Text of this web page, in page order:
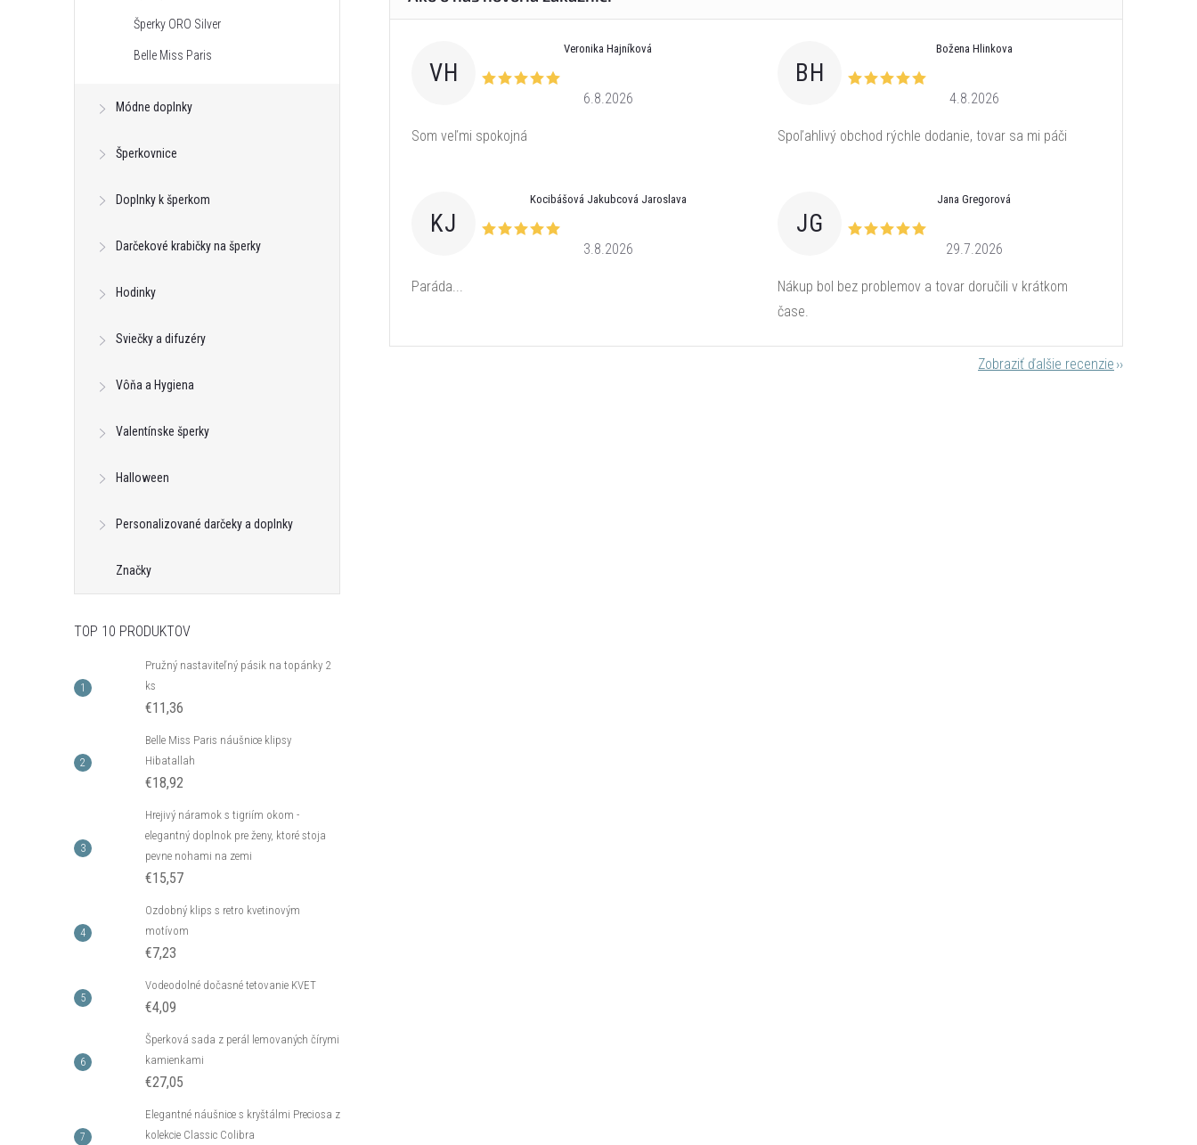
Šperky ORO Silver
Belle Miss Paris
Módne doplnky
Šperkovnice
Doplnky k šperkom
Darčekové krabičky na šperky
Hodinky
Sviečky a difuzéry
Vôňa a Hygiena
Valentínske šperky
Halloween
Personalizované darčeky a doplnky
Značky
TOP 10 PRODUKTOV
Pružný nastaviteľný pásik na topánky 2
ks
€11,36
Belle Miss Paris náušnice klipsy
Hibatallah
€18,92
Hrejivý náramok s tigriím okom -
elegantný doplnok pre ženy, ktoré stoja
pevne nohami na zemi
€15,57
Ozdobný klips s retro kvetinovým
motívom
€7,23
Vodeodolné dočasné tetovanie KVET
€4,09
Šperková sada z perál lemovaných čírymi
kamienkami
€27,05
Elegantné náušnice s kryštálmi Preciosa z
kolekcie Classic Colibra
VH
Veronika Hajníková
6.8.2026
Som veľmi spokojná
BH
Božena Hlinkova
4.8.2026
Spoľahlivý obchod rýchle dodanie, tovar sa mi páči
KJ
Kocibášová Jakubcová Jaroslava
3.8.2026
Paráda...
JG
Jana Gregorová
29.7.2026
Nákup bol bez problemov a tovar doručili v krátkom
čase.
Zobraziť ďalšie recenzie